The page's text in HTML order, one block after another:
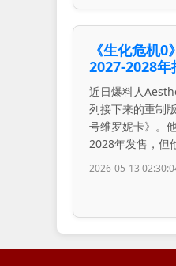
《生化危机
2027-2028年
近日爆料人
列接下来的重制
号维罗妮卡》。
2028年发售，但
2026-05-13